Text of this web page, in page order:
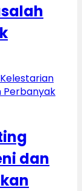
dan